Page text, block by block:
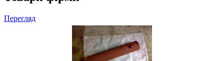
Перегляд